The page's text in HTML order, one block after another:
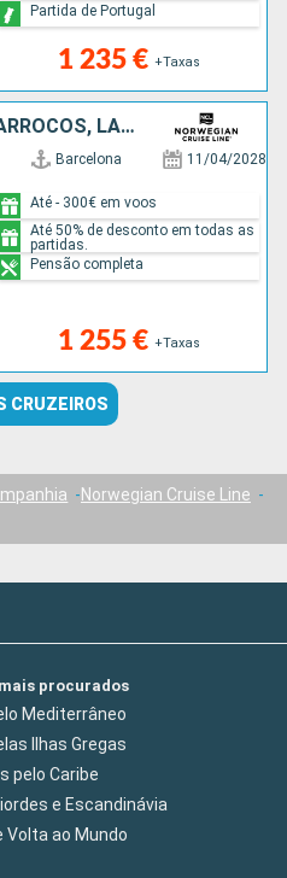
1 235 € +Taxas
Partida de Portugal
ESPANHA, GIBRALTAR, MARROCOS, LANZAROTE, TENERIFE, PORTUGAL
Barcelona 11/04/2028
1 255 € +Taxas
Até - 300€ em voos
Até 50% de desconto em todas as
partidas.
Pensão completa
CRUZEIROS
Norwegian Cruise Line
procurados
Mediterrâneo
Ilhas Gregas
pelo Caribe
e Escandinávia
Volta ao Mundo